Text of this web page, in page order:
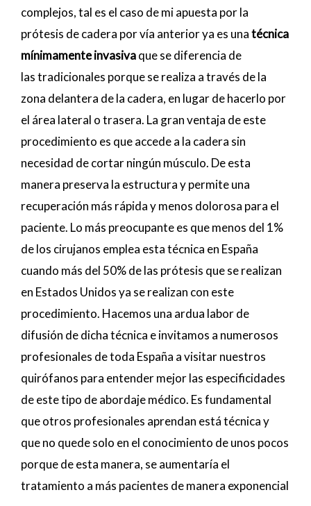
complejos, tal es el caso de mi apuesta por la
prótesis de cadera por vía anterior ya es unatécnica
mínimamente invasivaque se diferencia de
las tradicionales porque se realiza a través de la
zona delantera de la cadera, en lugar de hacerlo por
el área lateral o trasera. La gran ventaja de este
procedimiento es que accede a la cadera sin
necesidad de cortar ningún músculo. De esta
manera preserva la estructura y permite una
recuperación más rápida y menos dolorosa para el
paciente. Lo más preocupante es que menos del 1%
de los cirujanos emplea esta técnica en España
cuando más del 50% de las prótesis que se realizan
en Estados Unidos ya se realizan con este
procedimiento. Hacemos una ardua labor de
difusión de dicha técnica e invitamos a numerosos
profesionales de toda España a visitar nuestros
quirófanos para entender mejor las especificidades
de este tipo de abordaje médico. Es fundamental
que otros profesionales aprendan está técnica y
que no quede solo en el conocimiento de unos pocos
porque de esta manera, se aumentaría el
tratamiento a más pacientes de manera exponencial